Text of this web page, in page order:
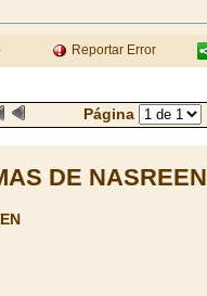
Reportar Error
Página
DE NASREEN